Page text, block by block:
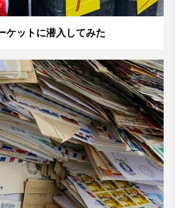
ケットに潜入してみた